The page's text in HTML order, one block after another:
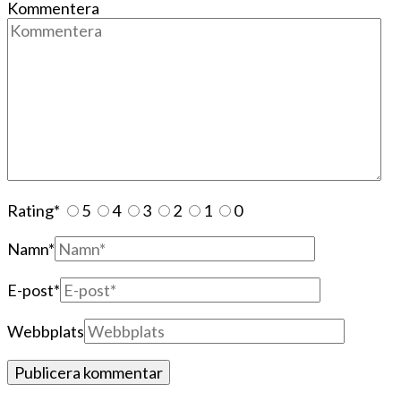
Kommentera
Rating* 5 4 3 2 1
0
Namn*
E-post*
Webbplats